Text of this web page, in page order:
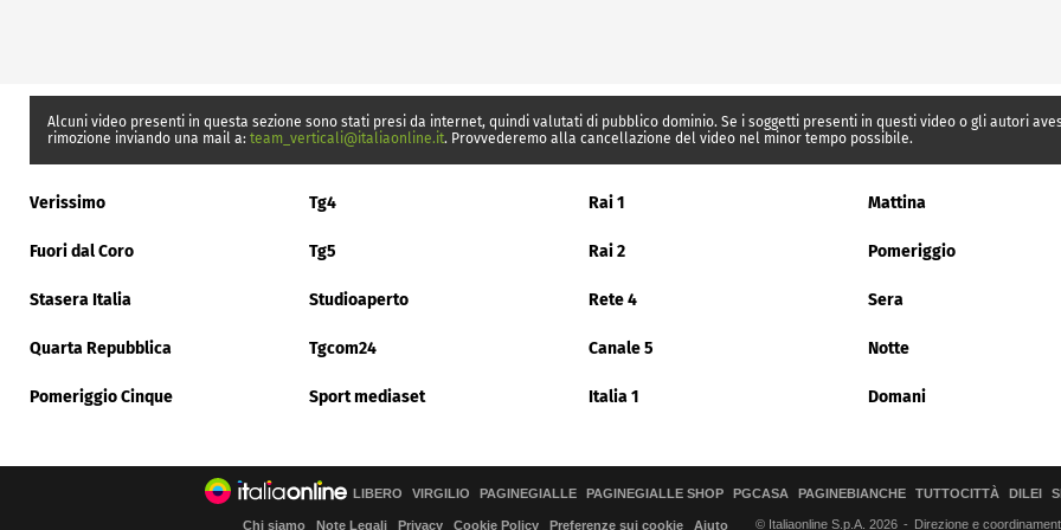
Alcuni video presenti in questa sezione sono stati presi da internet, quindi valutati di pubblico dominio. Se i soggetti presenti in questi video o gli autori
rimozione inviando una mail a: team_verticali@italiaonline.it. Provvederemo alla cancellazione del video nel minor tempo possibile.
Verissimo Tg4 Rai 1 Mattina
Fuori dal Coro Tg5 Rai 2 Pomeriggio
Stasera Italia Studioaperto Rete 4 Sera
Quarta Repubblica Tgcom24 Canale 5 Notte
Pomeriggio Cinque Sport mediaset Italia 1 Domani
LIBERO VIRGILIO PAGINEGIALLE PAGINEGIALLE SHOP PGCASA PAGINEBIANCHE TUTTOCITTÀ DILEI
Chi siamo Note Legali Privacy Cookie Policy Preferenze sui cookie Aiuto © Italiaonline S.p.A. 2026 Direzione e